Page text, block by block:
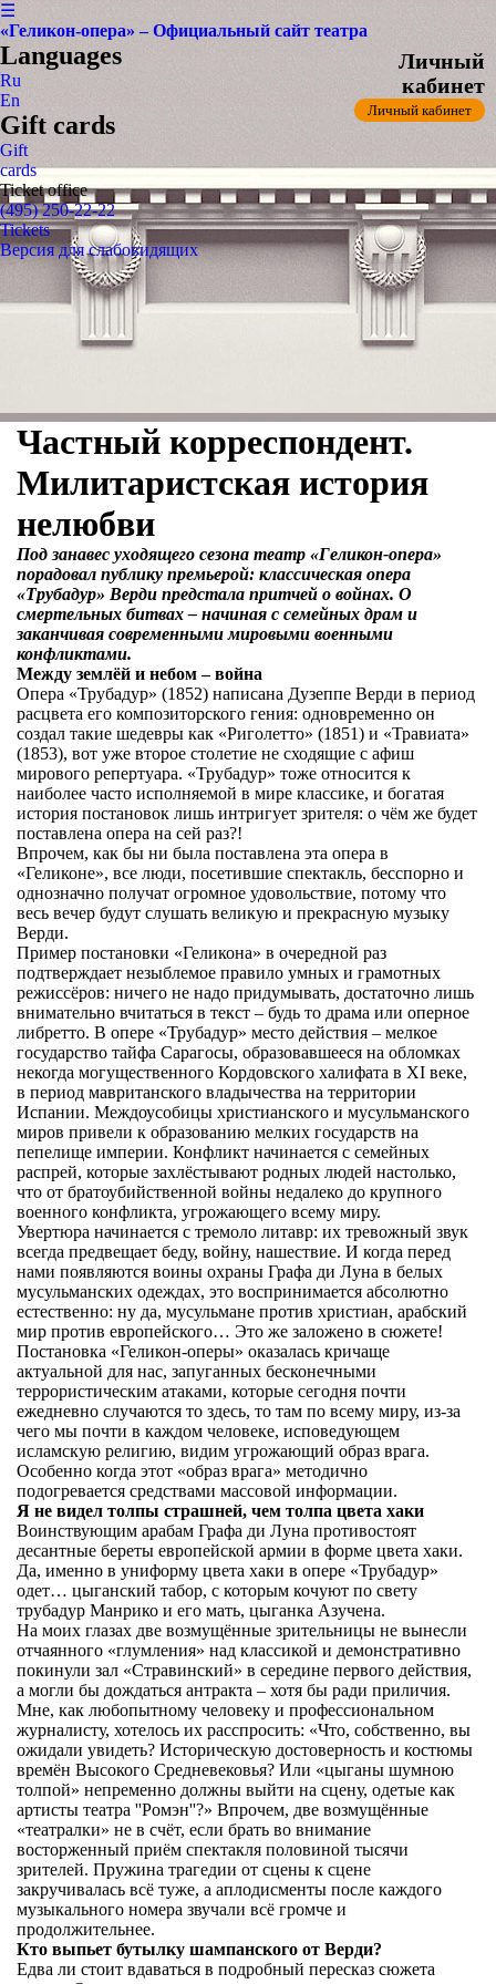
☰
«Геликон-опера» – Официальный сайт театра
Languages
Ru
En
Gift cards
Gift
cards
Ticket office
(495) 250-22-22
Личный
кабинет
Личный кабинет
Tickets
Версия для слабовидящих
Частный корреспондент.
Милитаристская история
нелюбви
Под занавес уходящего сезона театр «Геликон-опера»
порадовал публику премьерой: классическая опера
«Трубадур» Верди предстала притчей о войнах. О
смертельных битвах – начиная с семейных драм и
заканчивая современными мировыми военными
конфликтами.
Между землёй и небом – война
Опера «Трубадур» (1852) написана Дузеппе Верди в период
расцвета его композиторского гения: одновременно он
создал такие шедевры как «Риголетто» (1851) и «Травиата»
(1853), вот уже второе столетие не сходящие с афиш
мирового репертуара. «Трубадур» тоже относится к
наиболее часто исполняемой в мире классике, и богатая
история постановок лишь интригует зрителя: о чём же будет
поставлена опера на сей раз?!
Впрочем, как бы ни была поставлена эта опера в
«Геликоне», все люди, посетившие спектакль, бесспорно и
однозначно получат огромное удовольствие, потому что
весь вечер будут слушать великую и прекрасную музыку
Верди.
Пример постановки «Геликона» в очередной раз
подтверждает незыблемое правило умных и грамотных
режиссёров: ничего не надо придумывать, достаточно лишь
внимательно вчитаться в текст – будь то драма или оперное
либретто. В опере «Трубадур» место действия – мелкое
государство тайфа Сарагосы, образовавшееся на обломках
некогда могущественного Кордовского халифата в XI веке,
в период мавританского владычества на территории
Испании. Междоусобицы христианского и мусульманского
миров привели к образованию мелких государств на
пепелище империи. Конфликт начинается с семейных
распрей, которые захлёстывают родных людей настолько,
что от братоубийственной войны недалеко до крупного
военного конфликта, угрожающего всему миру.
Увертюра начинается с тремоло литавр: их тревожный звук
всегда предвещает беду, войну, нашествие. И когда перед
нами появляются воины охраны Графа ди Луна в белых
мусульманских одеждах, это воспринимается абсолютно
естественно: ну да, мусульмане против христиан, арабский
мир против европейского… Это же заложено в сюжете!
Постановка «Геликон-оперы» оказалась кричаще
актуальной для нас, запуганных бесконечными
террористическим атаками, которые сегодня почти
ежедневно случаются то здесь, то там по всему миру, из-за
чего мы почти в каждом человеке, исповедующем
исламскую религию, видим угрожающий образ врага.
Особенно когда этот «образ врага» методично
подогревается средствами массовой информации.
Я не видел толпы страшней, чем толпа цвета хаки
Воинствующим арабам Графа ди Луна противостоят
десантные береты европейской армии в форме цвета хаки.
Да, именно в униформу цвета хаки в опере «Трубадур»
одет… цыганский табор, с которым кочуют по свету
трубадур Манрико и его мать, цыганка Азучена.
На моих глазах две возмущённые зрительницы не вынесли
отчаянного «глумления» над классикой и демонстративно
покинули зал «Стравинский» в середине первого действия,
а могли бы дождаться антракта – хотя бы ради приличия.
Мне, как любопытному человеку и профессиональном
журналисту, хотелось их расспросить: «Что, собственно, вы
ожидали увидеть? Историческую достоверность и костюмы
времён Высокого Средневековья? Или «цыганы шумною
толпой» непременно должны выйти на сцену, одетые как
артисты театра ''Ромэн''?» Впрочем, две возмущённые
«театралки» не в счёт, если брать во внимание
восторженный приём спектакля половиной тысячи
зрителей. Пружина трагедии от сцены к сцене
закручивалась всё туже, а аплодисменты после каждого
музыкального номера звучали всё громче и
продолжительнее.
Кто выпьет бутылку шампанского от Верди?
Едва ли стоит вдаваться в подробный пересказ сюжета